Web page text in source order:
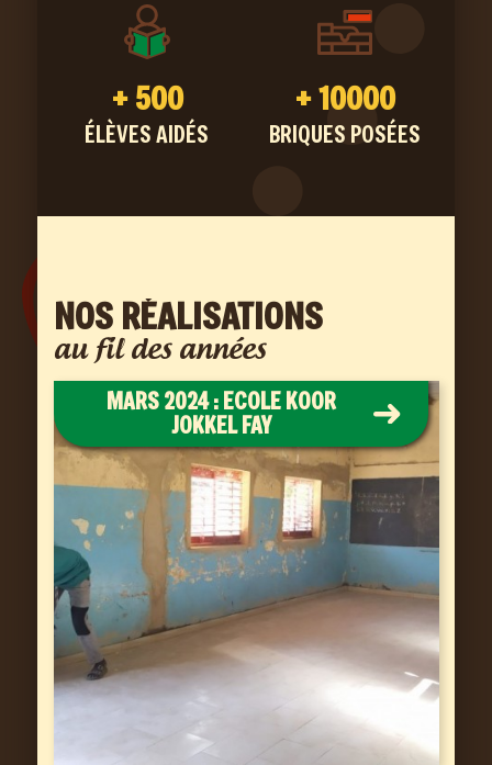
+500
ÉLÈVES AIDÉS
+10000
BRIQUES POSÉES
NOS RÉALISATIONS
au fil des années
MARS 2024 : ECOLE KOOR
JOKKEL FAY